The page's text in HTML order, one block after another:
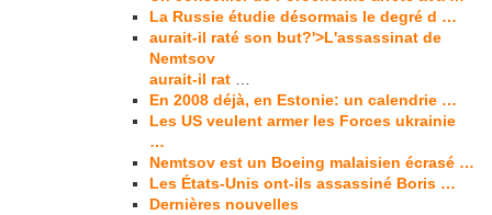
La Russie étudie désormais le degré d …
aurait-il raté son but?'>L'assassinat de
Nemtsov
aurait-il rat
En 2008 déjà, en Estonie: un calendrie …
Les US veulent armer les Forces ukrainie
…
Nemtsov est un Boeing malaisien écrasé …
Les États-Unis ont-ils assassiné Boris …
Dernières nouvelles